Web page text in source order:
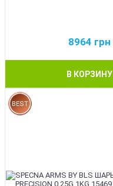
8964 грн
В КОРЗИНУ
BEST